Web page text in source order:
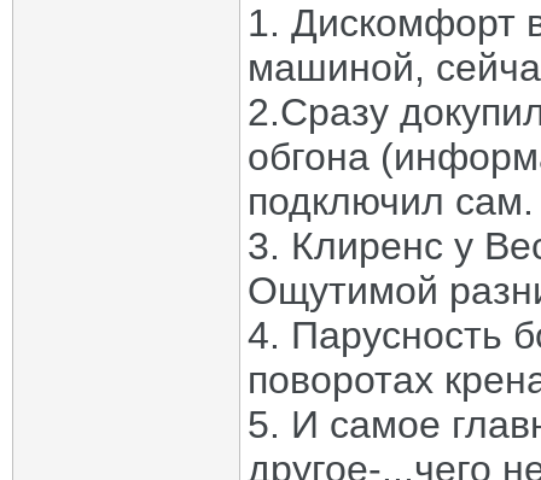
1. Дискомфорт
машиной,
2.Сразу
обгона
подключил сам.
3. Клиренс у
Ощутимой
4. Парусность
поворотах
5. И самое
другое-...чего